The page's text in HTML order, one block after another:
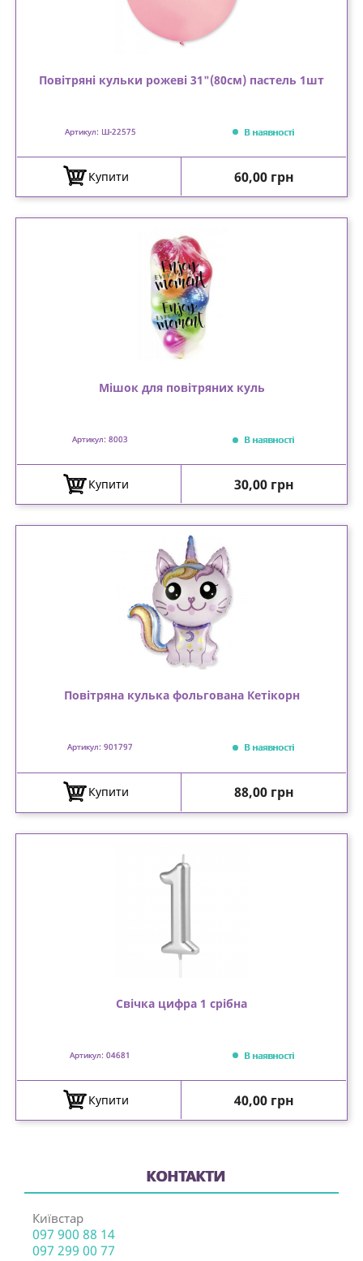
Повітряні кульки рожеві 31"(80см) пастель 1шт
Артикул: Ш-22575 В наявності
Купити Ціна
60,00 грн
Мішок для повітряних куль
Артикул: 8003 В наявності
Купити Ціна
30,00 грн
Повітряна кулька фольгована Кетікорн
Артикул: 901797 В наявності
Купити Ціна
88,00 грн
Свічка цифра 1 срібна
Артикул: 04681 В наявності
Купити Ціна
40,00 грн
КОНТАКТИ
Київстар
097 900 88 14
097 299 00 77